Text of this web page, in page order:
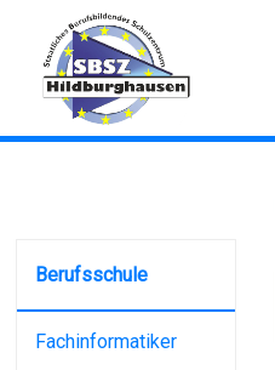
Berufsschule
Fachinformatiker